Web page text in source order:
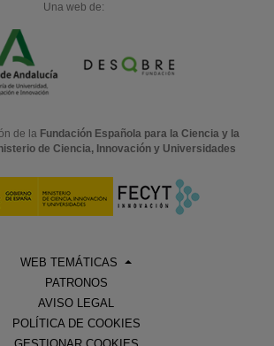
Una web de:
de la Fundación Española para la Ciencia y la
de Ciencia, Innovación y Universidades
WEB TEMÁTICAS
PATRONOS
AVISO LEGAL
POLÍTICA DE COOKIES